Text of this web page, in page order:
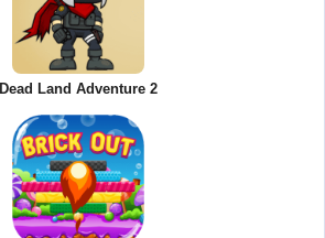
Dead Land Adventure 2